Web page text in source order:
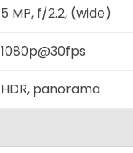
5 MP, f/2.2, (wide)
1080p@30fps
HDR, panorama